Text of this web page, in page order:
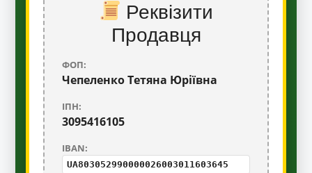
Реквізити
Продавця
ФОП:
Чепеленко Тетяна Юріївна
ІПН:
3095416105
IBAN:
UA803052990000026003011603645